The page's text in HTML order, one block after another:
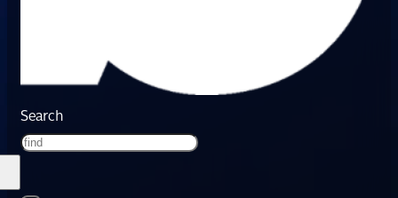
Search